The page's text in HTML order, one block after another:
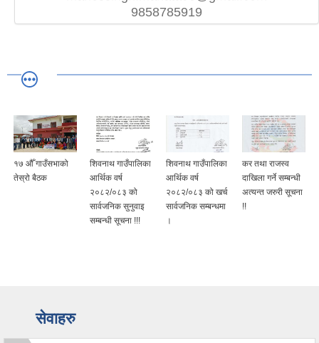
9858785919
१७ औँ गाउँसभाको
तेस्रो बैठक
शिवनाथ गाउँपालिका
आर्थिक वर्ष
२०८२/०८३ को
सार्वजनिक सुनुवाइ
सम्बन्धी सूचना !!!
शिवनाथ गाउँपालिका
आर्थिक वर्ष
२०८२/०८३ को खर्च
सार्वजनिक सम्बन्धमा
।
कर तथा राजस्व
दाखिला गर्ने सम्बन्धी
अत्यन्त जरुरी सूचना
!!
सेवाहरु